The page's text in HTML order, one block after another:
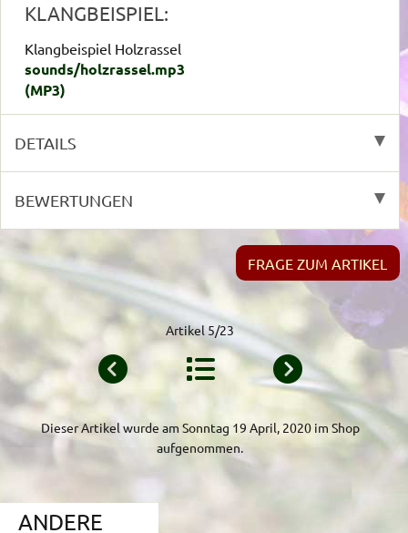
KLANGBEISPIEL:
Klangbeispiel Holzrassel
sounds/holzrassel.mp3
(MP3)
DETAILS
BEWERTUNGEN
FRAGE ZUM ARTIKEL
Artikel 5/23
Dieser Artikel wurde am Sonntag 19 April, 2020 im Shop
aufgenommen.
ANDERE